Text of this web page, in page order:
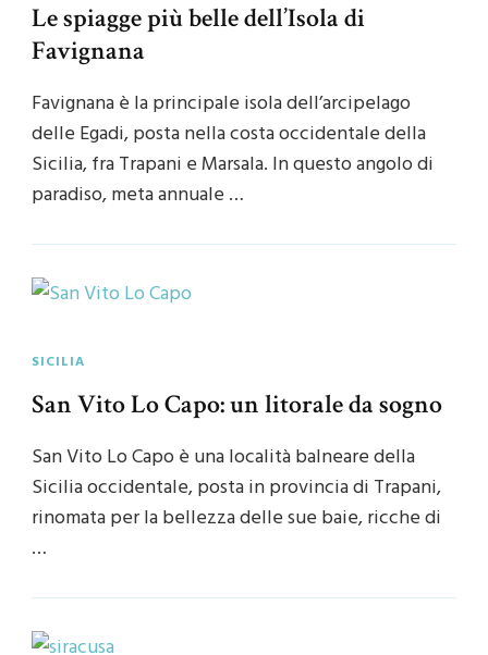
Le spiagge più belle dell’Isola di
Favignana
Favignana è la principale isola dell’arcipelago
delle Egadi, posta nella costa occidentale della
Sicilia, fra Trapani e Marsala. In questo angolo di
paradiso, meta annuale …
SICILIA
San Vito Lo Capo: un litorale da sogno
San Vito Lo Capo è una località balneare della
Sicilia occidentale, posta in provincia di Trapani,
rinomata per la bellezza delle sue baie, ricche di
…